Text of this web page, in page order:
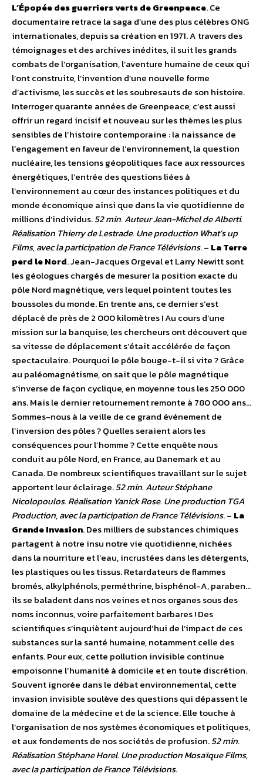
L’Épopée des guerriers verts de Greenpeace. Ce
documentaire retrace la saga d’une des plus célèbres ONG
internationales, depuis sa création en 1971. A travers des
témoignages et des archives inédites, il suit les grands
combats de l’organisation, l’aventure humaine de ceux qui
l’ont construite, l’invention d’une nouvelle forme
d’activisme, les succès et les soubresauts de son histoire.
Interroger quarante années de Greenpeace, c’est aussi
offrir un regard incisif et nouveau sur les thèmes les plus
sensibles de l’histoire contemporaine : la naissance de
l’engagement en faveur de l’environnement, la question
nucléaire, les tensions géopolitiques face aux ressources
énergétiques, l’entrée des questions liées à
l’environnement au cœur des instances politiques et du
monde économique ainsi que dans la vie quotidienne de
millions d’individus.52 min. Auteur Jean-Michel de Alberti.
Réalisation Thierry de Lestrade. Une production What’s up
Films, avec la participation de France Télévisions. – La Terre
perd le Nord. Jean-Jacques Orgeval et Larry Newitt sont
les géologues chargés de mesurer la position exacte du
pôle Nord magnétique, vers lequel pointent toutes les
boussoles du monde. En trente ans, ce dernier s’est
déplacé de près de 2 000 kilomètres ! Au cours d’une
mission sur la banquise, les chercheurs ont découvert que
sa vitesse de déplacement s’était accélérée de façon
spectaculaire. Pourquoi le pôle bouge-t-il si vite ? Grâce
au paléomagnétisme, on sait que le pôle magnétique
s’inverse de façon cyclique, en moyenne tous les 250 000
ans. Mais le dernier retournement remonte à 780 000 ans…
Sommes-nous à la veille de ce grand événement de
l’inversion des pôles ? Quelles seraient alors les
conséquences pour l’homme ? Cette enquête nous
conduit au pôle Nord, en France, au Danemark et au
Canada. De nombreux scientifiques travaillant sur le sujet
apportent leur éclairage.52 min. Auteur Stéphane
Nicolopoulos. Réalisation Yanick Rose. Une production TGA
Production, avec la participation de France Télévisions. – La
Grande Invasion. Des milliers de substances chimiques
partagent à notre insu notre vie quotidienne, nichées
dans la nourriture et l’eau, incrustées dans les détergents,
les plastiques ou les tissus. Retardateurs de flammes
bromés, alkylphénols, perméthrine, bisphénol-A, paraben…
ils se baladent dans nos veines et nos organes sous des
noms inconnus, voire parfaitement barbares ! Des
scientifiques s’inquiètent aujourd’hui de l’impact de ces
substances sur la santé humaine, notamment celle des
enfants. Pour eux, cette pollution invisible continue
empoisonne l’humanité à domicile et en toute discrétion.
Souvent ignorée dans le débat environnemental, cette
invasion invisible soulève des questions qui dépassent le
domaine de la médecine et de la science. Elle touche à
l’organisation de nos systèmes économiques et politiques,
et aux fondements de nos sociétés de profusion.52 min.
Réalisation Stéphane Horel. Une production Mosaïque Films,
avec la participation de France Télévisions.